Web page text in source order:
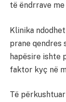
të ëndrrave
Klinika
prane qendres
hapësire ishte
faktor kyç në
Të